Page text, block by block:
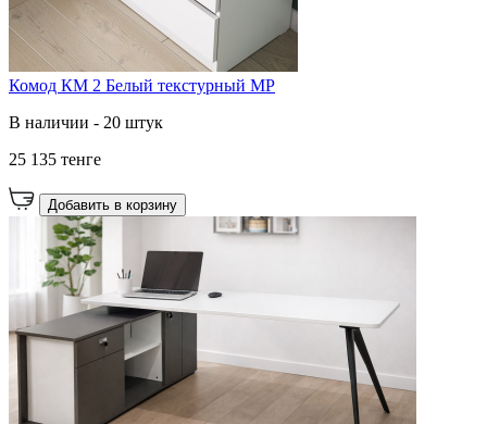
Комод КМ 2 Белый текстурный МР
В наличии - 20 штук
25 135 тенге
Добавить в корзину